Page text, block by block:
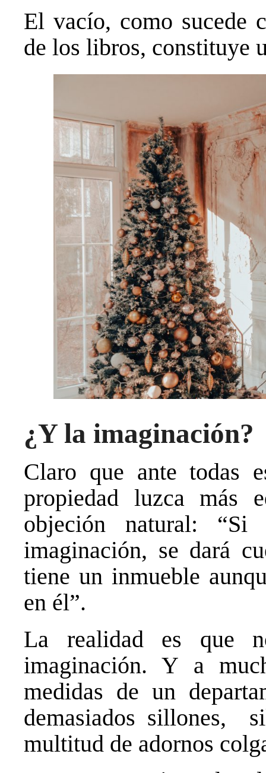
El vacío, como sucede
de los libros, constituye
¿Y la imaginación?
Claro que ante todas
propiedad luzca más
objeción natural: “Si
imaginación, se dará
tiene un inmueble
en él”.
La realidad es que
imaginación. Y a
medidas de un
demasiados sillones,
multitud de adornos